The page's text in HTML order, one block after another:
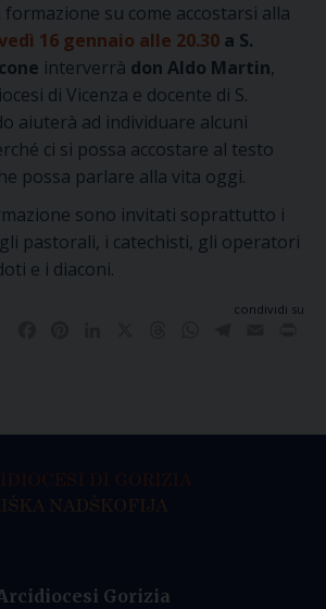
su come accostarsi alla
16 gennaio alle 20.30 a S.
interverrà don Aldo Martin,
di Vicenza e docente di S.
aiuterà ad individuare alcuni
ci si possa accostare al testo
possa parlare alla vita oggi.
sono invitati soprattutto i
pastorali, i catechisti, gli operatori
e i diaconi.
condividi su
Gorizia